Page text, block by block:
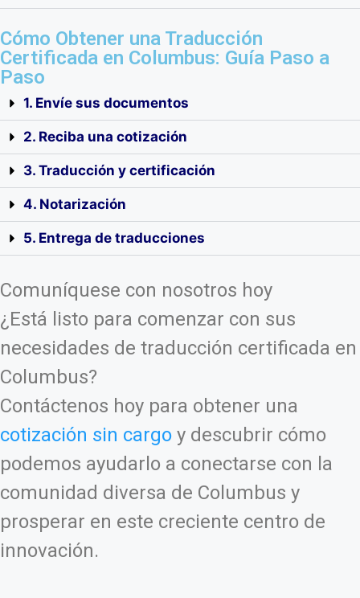
Cómo Obtener una Traducción
Certificada en Columbus: Guía Paso a
Paso
1. Envíe sus documentos
2. Reciba una cotización
3. Traducción y certificación
4. Notarización
5. Entrega de traducciones
Comuníquese con nosotros hoy
¿Está listo para comenzar con sus
necesidades de traducción certificada en
Columbus?
Contáctenos hoy para obtener una
cotización sin cargo y descubrir cómo
podemos ayudarlo a conectarse con la
comunidad diversa de Columbus y
prosperar en este creciente centro de
innovación.